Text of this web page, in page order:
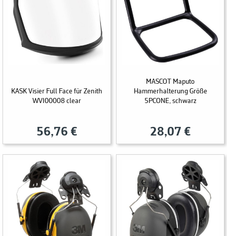
KASK Visier Full Face für Zenith
WVI00008 clear
56,76 €
MASCOT Maputo
Hammerhalterung Größe
5PCONE, schwarz
28,07 €